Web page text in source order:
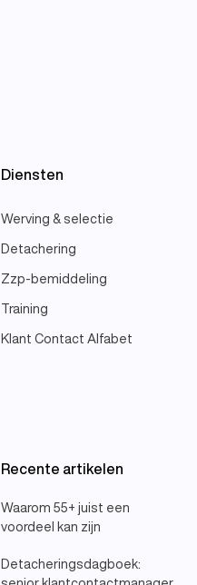
Diensten
Werving & selectie
Detachering
Zzp-bemiddeling
Training
Klant Contact Alfabet
Recente artikelen
Waarom 55+ juist een
voordeel kan zijn
Detacheringsdagboek: